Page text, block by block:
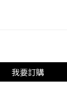
我要訂購